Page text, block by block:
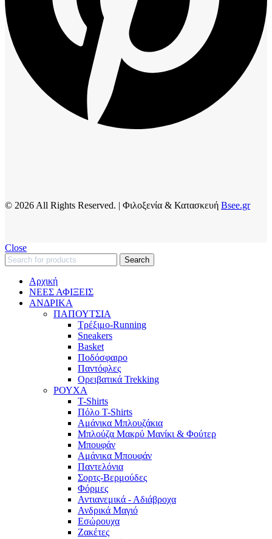
© 2026 All Rights Reserved. | Φιλοξενία & Κατασκευή Bsee.gr
Close
Search
Αρχική
ΝΕΕΣ ΑΦΙΞΕΙΣ
AΝΔΡΙΚΑ
ΠΑΠΟΥΤΣΙΑ
Τρέξιμο-Running
Sneakers
Basket
Ποδόσφαιρο
Παντόφλες
Ορειβατικά Trekking
ΡΟΥΧΑ
T-Shirts
Πόλο T-Shirts
Αμάνικα Μπλουζάκια
Μπλούζα Μακρύ Μανίκι & Φούτερ
Μπουφάν
Αμάνικα Μπουφάν
Παντελόνια
Σορτς-Βερμούδες
Φόρμες
Αντιανεμικά - Αδιάβροχα
Ανδρικά Μαγιό
Εσώρουχα
Ζακέτες